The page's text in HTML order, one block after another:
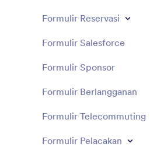
Formulir Reservasi
Formulir Salesforce
Formulir Sponsor
Formulir Berlangganan
Formulir Telecommuting
Formulir Pelacakan